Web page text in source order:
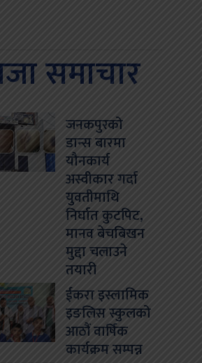
समाचार
जनकपुरको
डान्स बारमा
यौनकार्य
अस्वीकार गर्दा
युवतीमाथि
निर्घात कुटपिट,
मानव बेचबिखन
मुद्दा चलाउने
तयारी
ईकरा इस्लामिक
इङलिस स्कुलको
आठौं वार्षिक
कार्यक्रम सम्पन्न